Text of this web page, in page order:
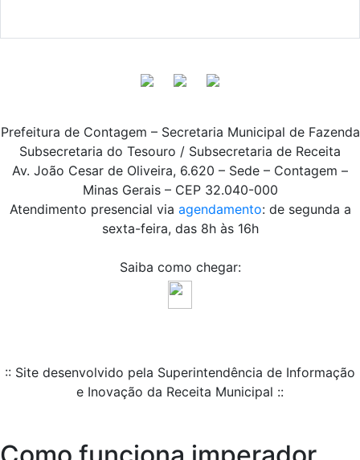
Prefeitura de Contagem – Secretaria Municipal de Fazenda
Subsecretaria do Tesouro / Subsecretaria de Receita
Av. João Cesar de Oliveira, 6.620 – Sede – Contagem –
Minas Gerais – CEP 32.040-000
Atendimento presencial via agendamento: de segunda a
sexta-feira, das 8h às 16h
Saiba como chegar:
:: Site desenvolvido pela Superintendência de Informação
e Inovação da Receita Municipal ::